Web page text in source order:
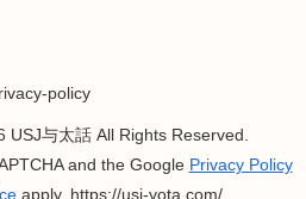
policy
与太話 All Rights Reserved.
and the Google Privacy Policy
apply. https://usj-yota.com/